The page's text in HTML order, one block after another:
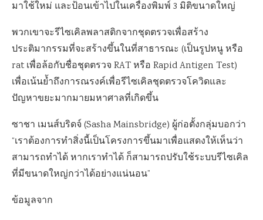
มาใช้ใหม่ และป้อนเข้าไปในเครื่องพิมพ์ 3 มิติขนาดใหญ่
พวกเขาจะรีไซเคิลพลาสติกจากชุดตรวจเพื่อสร้าง
ประติมากรรมที่จะสร้างขึ้นในที่สาธารณะ (เป็นรูปหนู หรือ
rat เพื่อล้อกับชื่อชุดตรวจ RAT หรือ Rapid Antigen Test)
เพื่อเน้นย้ำถึงการณรงค์เพื่อรีไซเคิลชุดตรวจโควิดและ
ปัญหาขยะมากมายมหาศาลที่เกิดขึ้น
ซาชา เมนส์บริดจ์ (Sasha Mainsbridge) ผู้ก่อตั้งกลุ่มบอกว่า
“เราต้องการทำสิ่งนี้เป็นโครงการขึ้นมาเพื่อแสดงให้เห็นว่า
สามารถทำได้ หากเราทำได้ ก็สามารถปรับใช้ระบบรีไซเคิล
ที่มีขนาดใหญ่กว่าได้อย่างแน่นอน”
ข้อมูลจาก